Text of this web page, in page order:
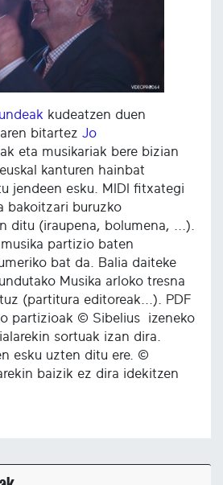
kudeatzen duen
bitartez Jo
eta musikariak bere bizian
kanturen hainbat
jendeen esku. MIDI fitxategi
bakoitzari buruzko
ditu (iraupena, bolumena, ...).
partizio baten
bat da. Balia daiteke
Musika arloko tresna
(partitura editoreak...). PDF
partizioak © Sibelius izeneko
sortuak izan dira.
esku uzten ditu ere. ©
baizik ez dira idekitzen